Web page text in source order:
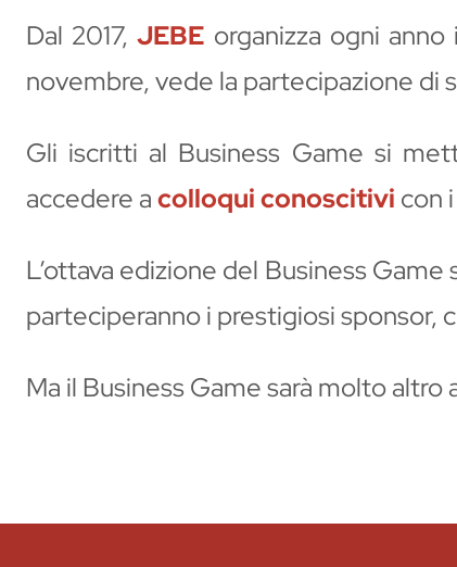
Dal 2017,JEBE organizza ogni
novembre, vede la partecipazione di
Gli iscritti al Business Game si
accedere acolloqui conoscitivi con
L’ottava edizione del Business Game
parteciperanno i prestigiosi sponsor,
Ma il Business Game sarà molto altro